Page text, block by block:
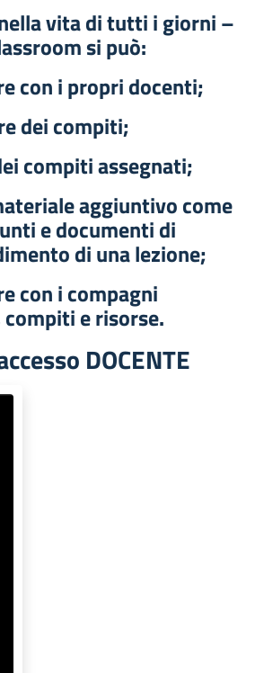
vita di tutti i giorni –
si può:
con i propri docenti;
dei compiti;
compiti assegnati;
aggiuntivo come
e documenti di
di una lezione;
con i compagni
e risorse.
DOCENTE